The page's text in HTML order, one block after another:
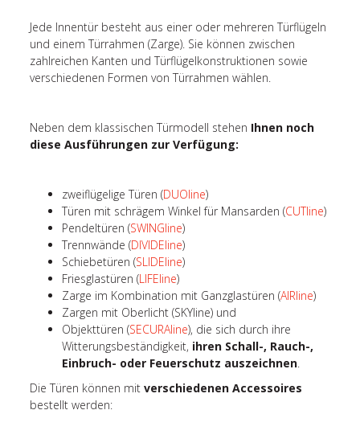
Jede Innentür besteht aus einer oder mehreren Türflügeln
und einem Türrahmen (Zarge). Sie können zwischen
zahlreichen Kanten und Türflügelkonstruktionen sowie
verschiedenen Formen von Türrahmen wählen.
Neben dem klassischen Türmodell stehen Ihnen noch
diese Ausführungen zur Verfügung:
zweiflügelige Türen (DUOline)
Türen mit schrägem Winkel für Mansarden (CUTline)
Pendeltüren (SWINGline)
Trennwände (DIVIDEline)
Schiebetüren (SLIDEline)
Friesglastüren (LIFEline)
Zarge im Kombination mit Ganzglastüren (AIRline)
Zargen mit Oberlicht (SKYline) und
Objekttüren (SECURAline), die sich durch ihre
Witterungsbeständigkeit, ihren Schall-, Rauch-,
Einbruch- oder Feuerschutz auszeichnen.
Die Türen können mitverschiedenen Accessoires
bestellt werden: